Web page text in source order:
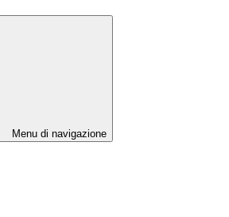
Menu di navigazione